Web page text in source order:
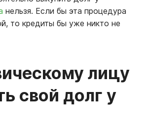
нельзя. Если бы эта процедура
то кредиты бы уже никто не
лицу
свой долг у